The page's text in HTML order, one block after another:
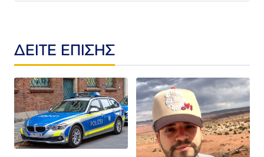
ΔΕΙΤΕ ΕΠΙΣΗΣ